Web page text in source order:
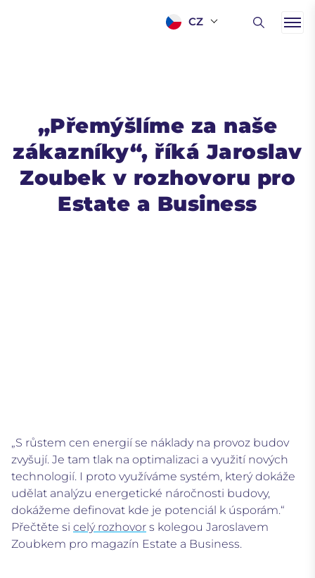
CZ
„Přemýšlíme za naše
zákazníky“, říká Jaroslav
Zoubek v rozhovoru pro
Estate a Business
„S růstem cen energií se náklady na provoz budov
zvyšují. Je tam tlak na optimalizaci a využití nových
technologií. I proto využíváme systém, který dokáže
udělat analýzu energetické náročnosti budovy,
dokážeme definovat kde je potenciál k úsporám.“
Přečtěte si celý rozhovor s kolegou Jaroslavem
Zoubkem pro magazín Estate a Business.